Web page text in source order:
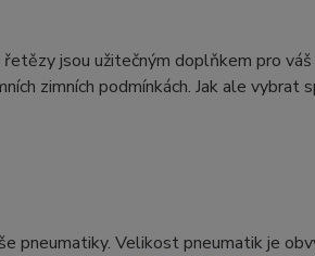
jsou užitečným doplňkem pro
zimních podmínkách. Jak ale vybrat
pneumatiky. Velikost pneumatik je